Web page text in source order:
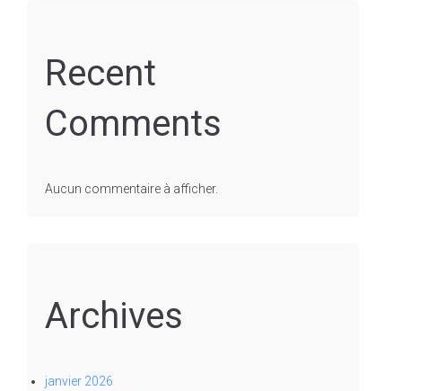
Recent
Comments
Aucun commentaire à afficher.
Archives
janvier 2026